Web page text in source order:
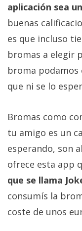
aplicación sea
buenas
es que incluso
bromas a elegir
broma podamos
que ni se lo
Bromas como
tu amigo es un
esperando, son
ofrece esta app
que se llama
consumís la
coste de unos